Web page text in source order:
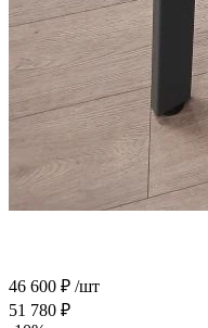
46 600 ₽ /шт
51 780 ₽